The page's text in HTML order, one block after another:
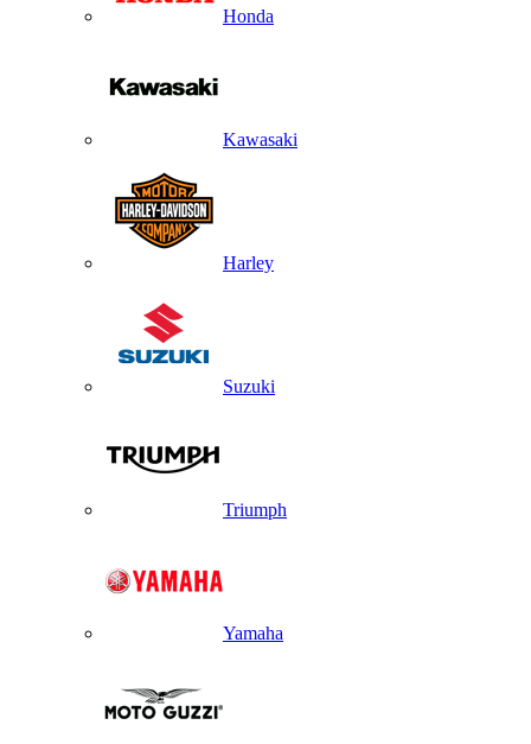
Honda
Kawasaki
Harley
Suzuki
Triumph
Yamaha